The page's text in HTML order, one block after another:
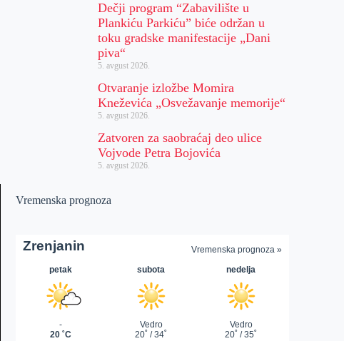
Dečji program “Zabavilište u
Plankiću Parkiću” biće održan u
toku gradske manifestacije „Dani
piva“
5. avgust 2026.
Otvaranje izložbe Momira
Kneževića „Osvežavanje memorije“
5. avgust 2026.
Zatvoren za saobraćaj deo ulice
Vojvode Petra Bojovića
5. avgust 2026.
Vremenska prognoza